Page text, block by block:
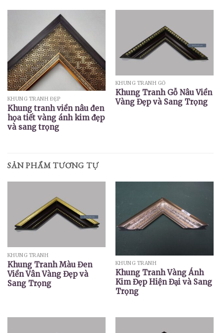
KHUNG TRANH ĐẸP
Khung tranh viền nâu đen
họa tiết vàng ánh kim đẹp
và sang trọng
KHUNG TRANH GỖ
Khung Tranh Gỗ Nâu Viền
Vàng Đẹp và Sang Trọng
SẢN PHẨM TƯƠNG TỰ
KHUNG TRANH
Khung Tranh Màu Đen
Viền Vân Vàng Đẹp và
Sang Trọng
KHUNG TRANH
Khung Tranh Vàng Ánh
Kim Đẹp Hiện Đại và Sang
Trọng